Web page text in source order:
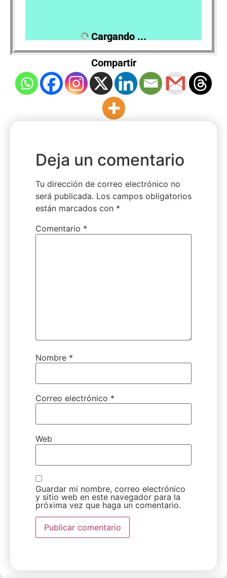
Cargando ...
Compartir
Deja un comentario
Tu dirección de correo electrónico no
será publicada. Los campos obligatorios
están marcados con *
Comentario *
Nombre *
Correo electrónico *
Web
Guardar mi nombre, correo electrónico
y sitio web en este navegador para la
próxima vez que haga un comentario.